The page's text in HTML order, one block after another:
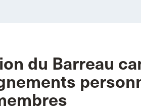
du Barreau